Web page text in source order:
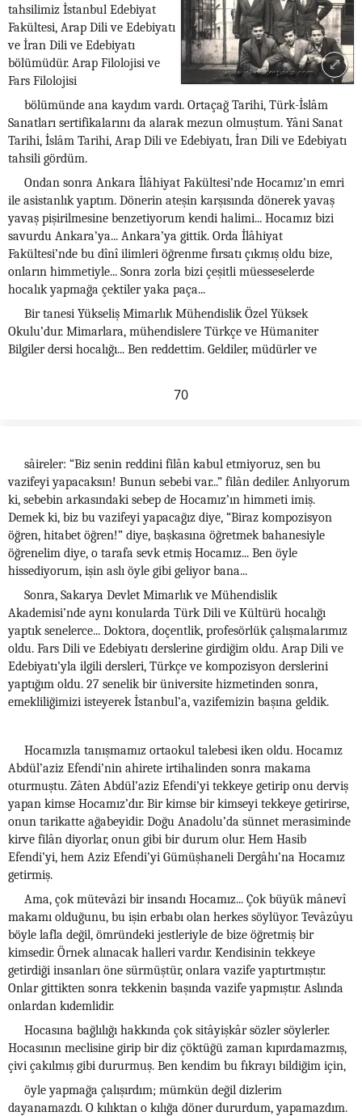
tahsilimiz İstanbul Edebiyat
Fakültesi, Arap Dili ve Edebiyatı
ve İran Dili ve Edebiyatı
bölümüdür. Arap Filolojisi ve
Fars Filolojisi
bölümünde ana kaydım vardı. Ortaçağ Tarihi, Türk-İslâm
Sanatları sertifikalarını da alarak mezun olmuştum. Yâni Sanat
Tarihi, İslâm Tarihi, Arap Dili ve Edebiyatı, İran Dili ve Edebiyatı
tahsili gördüm.
Ondan sonra Ankara İlâhiyat Fakültesi’nde Hocamız’ın emri
ile asistanlık yaptım. Dönerin ateşin karşısında dönerek yavaş
yavaş pişirilmesine benzetiyorum kendi halimi... Hocamız bizi
savurdu Ankara’ya... Ankara’ya gittik. Orda İlâhiyat
Fakültesi’nde bu dînî ilimleri öğrenme fırsatı çıkmış oldu bize,
onların himmetiyle... Sonra zorla bizi çeşitli müesseselerde
hocalık yapmağa çektiler yaka paça...
Bir tanesi Yükseliş Mimarlık Mühendislik Özel Yüksek
Okulu’dur. Mimarlara, mühendislere Türkçe ve Hümaniter
Bilgiler dersi hocalığı... Ben reddettim. Geldiler, müdürler ve
70
sâireler: “Biz senin reddini filân kabul etmiyoruz, sen bu
vazifeyi yapacaksın! Bunun sebebi var...” filân dediler. Anlıyorum
ki, sebebin arkasındaki sebep de Hocamız’ın himmeti imiş.
Demek ki, biz bu vazifeyi yapacağız diye, “Biraz kompozisyon
öğren, hitabet öğren!” diye, başkasına öğretmek bahanesiyle
öğrenelim diye, o tarafa sevk etmiş Hocamız... Ben öyle
hissediyorum, işin aslı öyle gibi geliyor bana...
Sonra, Sakarya Devlet Mimarlık ve Mühendislik
Akademisi’nde aynı konularda Türk Dili ve Kültürü hocalığı
yaptık senelerce... Doktora, doçentlik, profesörlük çalışmalarımız
oldu. Fars Dili ve Edebiyatı derslerine girdiğim oldu. Arap Dili ve
Edebiyatı’yla ilgili dersleri, Türkçe ve kompozisyon derslerini
yaptığım oldu. 27 senelik bir üniversite hizmetinden sonra,
emekliliğimizi isteyerek İstanbul’a, vazifemizin başına geldik.
Hocamızla tanışmamız ortaokul talebesi iken oldu. Hocamız
Abdül’aziz Efendi’nin ahirete irtihalinden sonra makama
oturmuştu. Zâten Abdül’aziz Efendi’yi tekkeye getirip onu derviş
yapan kimse Hocamız’dır. Bir kimse bir kimseyi tekkeye getirirse,
onun tarikatte ağabeyidir. Doğu Anadolu’da sünnet merasiminde
kirve filân diyorlar, onun gibi bir durum olur. Hem Hasib
Efendi’yi, hem Aziz Efendi’yi Gümüşhaneli Dergâhı’na Hocamız
getirmiş.
Ama, çok mütevâzi bir insandı Hocamız... Çok büyük mânevî
makamı olduğunu, bu işin erbabı olan herkes söylüyor. Tevâzûyu
böyle lafla değil, ömründeki jestleriyle de bize öğretmiş bir
kimsedir. Örnek alınacak halleri vardır. Kendisinin tekkeye
getirdiği insanları öne sürmüştür, onlara vazife yaptırtmıştır.
Onlar gittikten sonra tekkenin başında vazife yapmıştır. Aslında
onlardan kıdemlidir.
Hocasına bağlılığı hakkında çok sitâyişkâr sözler söylerler.
Hocasının meclisine girip bir diz çöktüğü zaman kıpırdamazmış,
çivi çakılmış gibi dururmuş. Ben kendim bu fıkrayı bildiğim için,
öyle yapmağa çalışırdım; mümkün değil dizlerim
dayanamazdı. O kılıktan o kılığa döner dururdum, yapamazdım.